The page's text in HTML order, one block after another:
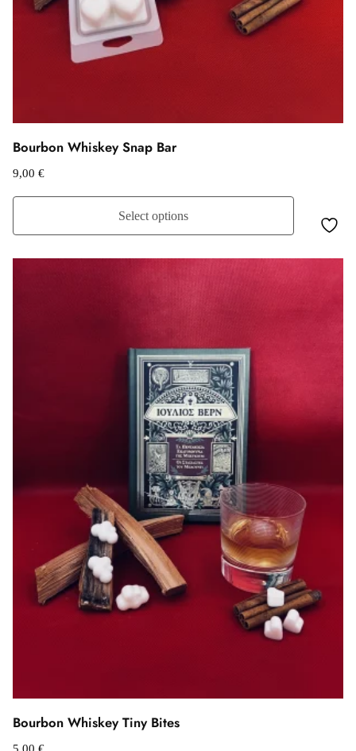
Bourbon Whiskey Snap Bar
9,00 €
Select options
Bourbon Whiskey Tiny Bites